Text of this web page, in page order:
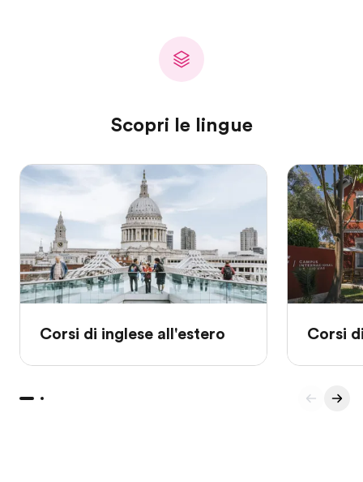
Scopri le lingue
Corsi di inglese all'estero Corsi